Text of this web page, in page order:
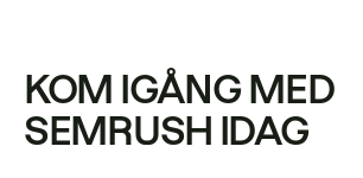
KOM IGÅNG MED
SEMRUSH IDAG